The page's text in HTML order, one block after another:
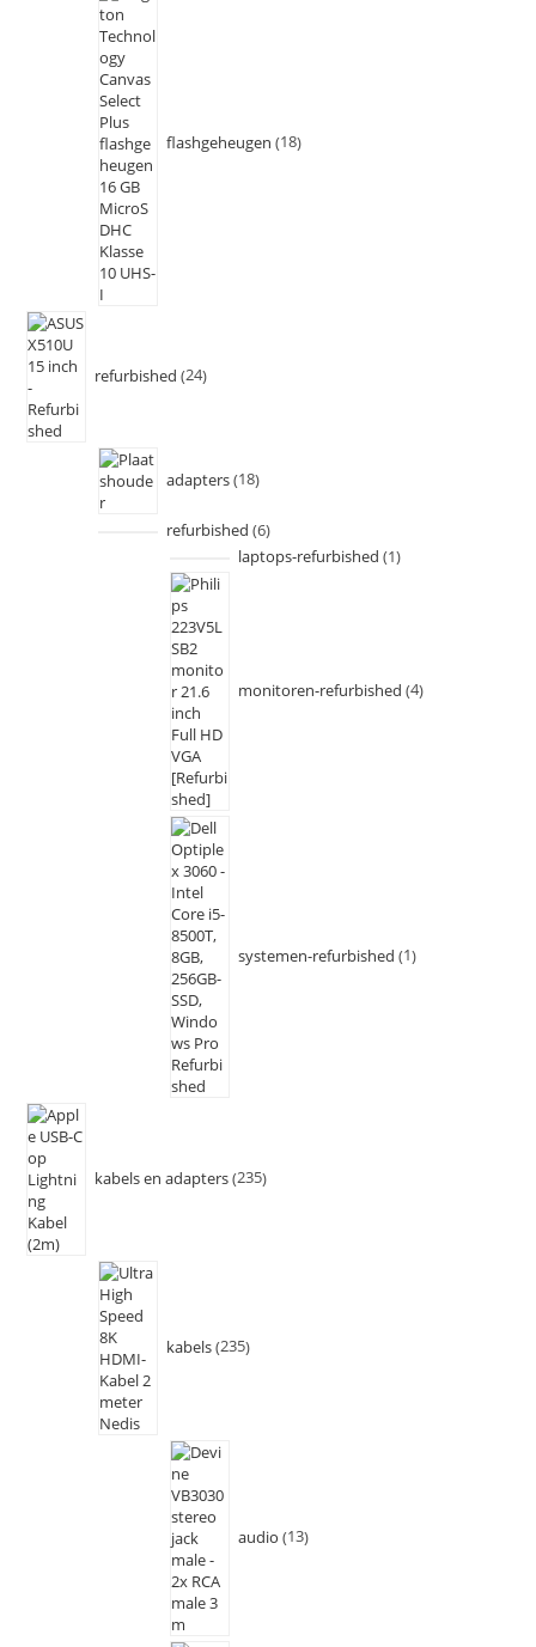
flashgeheugen 18
refurbished 24
adapters 18
refurbished 6
laptops-refurbished 1
monitoren-refurbished 4
systemen-refurbished 1
kabels en adapters 235
kabels 235
audio 13